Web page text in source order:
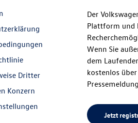
Dritter
Konzern
Der
Plattform und
Wenn Sie
dem
kostenlos
Jetzt